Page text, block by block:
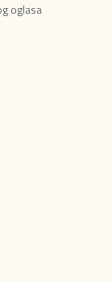
oglasa